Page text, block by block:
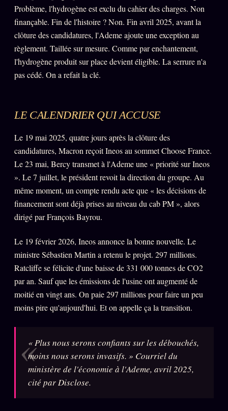
Words RadioFM
Archive complète
Tous les tags
Soumettre un tip
Nous écrire
Presse
Business
Corrections · Erratum
Mentions légales
llms.txt
Problème, l'hydrogène est exclu du cahier des charges. Non
finançable. Fin de l'histoire ? Non. Fin avril 2025, avant la
clôture des candidatures, l'Ademe ajoute une exception au
règlement. Taillée sur mesure. Comme par enchantement,
l'hydrogène produit sur place devient éligible. La serrure n'a
pas cédé. On a refait la clé.
LE CALENDRIER QUI ACCUSE
Le 19 mai 2025, quatre jours après la clôture des
candidatures, Macron reçoit Ineos au sommet Choose France.
Le 23 mai, Bercy transmet à l'Ademe une « priorité sur Ineos
». Le 7 juillet, le président revoit la direction du groupe. Au
même moment, un compte rendu acte que « les décisions de
financement sont déjà prises au niveau du cab PM », alors
dirigé par François Bayrou.
Le 19 février 2026, Ineos annonce la bonne nouvelle. Le
ministre Sébastien Martin a retenu le projet. 297 millions.
Ratcliffe se félicite d'une baisse de 331 000 tonnes de CO2
par an. Sauf que les émissions de l'usine ont augmenté de
moitié en vingt ans. On paie 297 millions pour faire un peu
moins pire qu'aujourd'hui. Et on appelle ça la transition.
« Plus nous serons confiants sur les débouchés,
moins nous serons invasifs. » Courriel du
ministère de l'économie à l'Ademe, avril 2025,
cité par Disclose.